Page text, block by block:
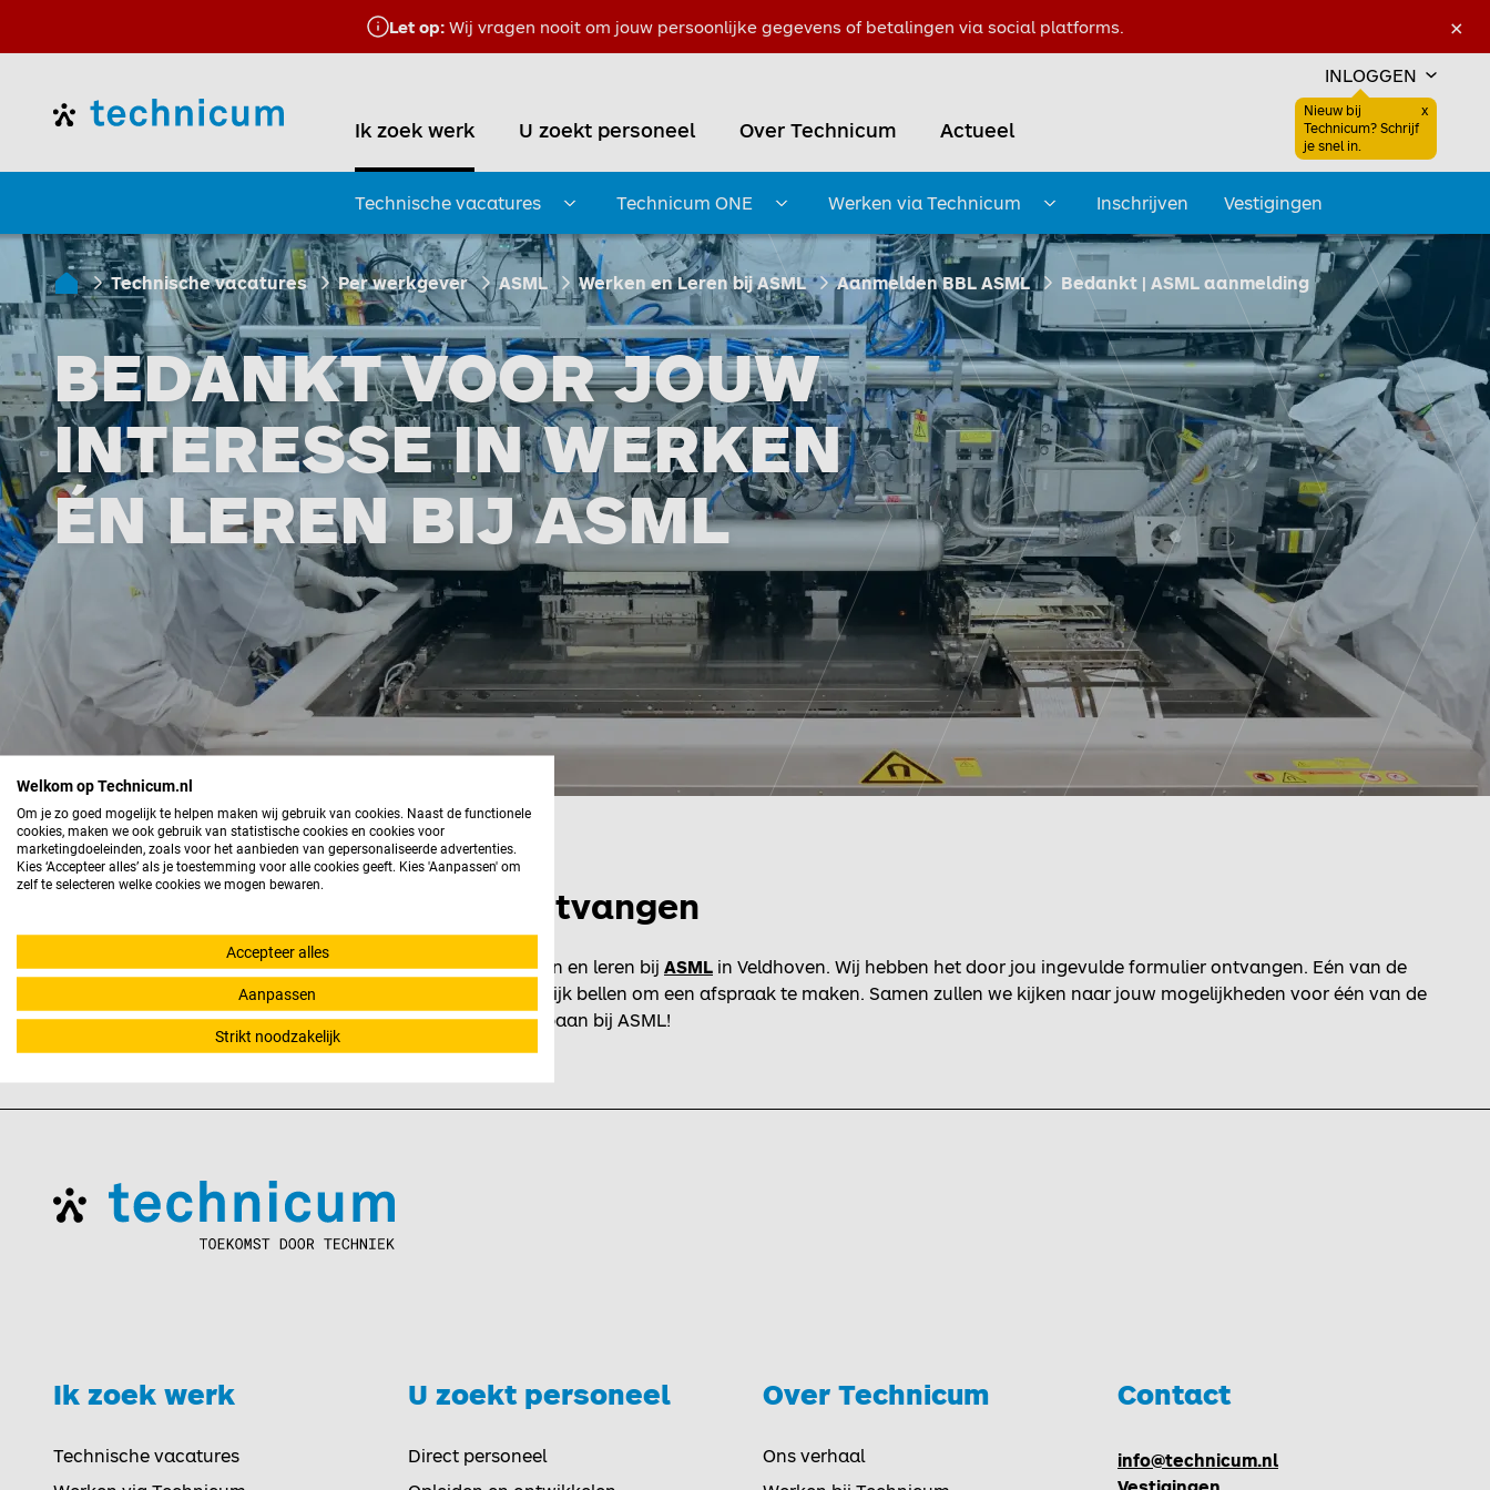
×
Let op:Wij vragen nooit om jouw persoonlijke gegevens of betalingen via social platforms.
Home
INLOGGEN
Nieuw bij
Technicum? Schrijf
je snel in.
x
Ik zoek werk U zoekt personeel Over Technicum Actueel Zoeken
Technische vacatures
Technicum ONE
Werken via Technicum
Inschrijven Vestigingen
Ik zoek werk
Technische vacatures Per werkgever ASML Werken en Leren bij ASML Aanmelden BBL ASML Bedankt | ASML aanmelding
BEDANKT VOOR JOUW
INTERESSE IN WERKEN
ÉN LEREN BIJ ASML
We hebben jouw formulier ontvangen
Wat leuk dat je interesse hebt in een combinatie van werken en leren bij ASML in Veldhoven. Wij hebben het door jou ingevulde formulier ontvangen. Eén van de
collega's van Team Technicum ASML, zal jou zo snel mogelijk bellen om een afspraak te maken. Samen zullen we kijken naar jouw mogelijkheden voor één van de
opleidingsmogelijkheden in combinatie met een betaalde baan bij ASML!
Ik zoek werk Toggle
Technische vacatures
U zoekt personeel Toggle
Direct personeel
Over Technicum Toggle
Ons verhaal
Contact
info@technicum.nl
Welkom op Technicum.nl
Om je zo goed mogelijk te helpen maken wij gebruik van cookies. Naast de functionele
cookies, maken we ook gebruik van statistische cookies en cookies voor
marketingdoeleinden, zoals voor het aanbieden van gepersonaliseerde advertenties.
Kies ‘Accepteer alles’ als je toestemming voor alle cookies geeft. Kies 'Aanpassen' om
zelf te selecteren welke cookies we mogen bewaren.
Accepteer alles
Aanpassen
Strikt noodzakelijk